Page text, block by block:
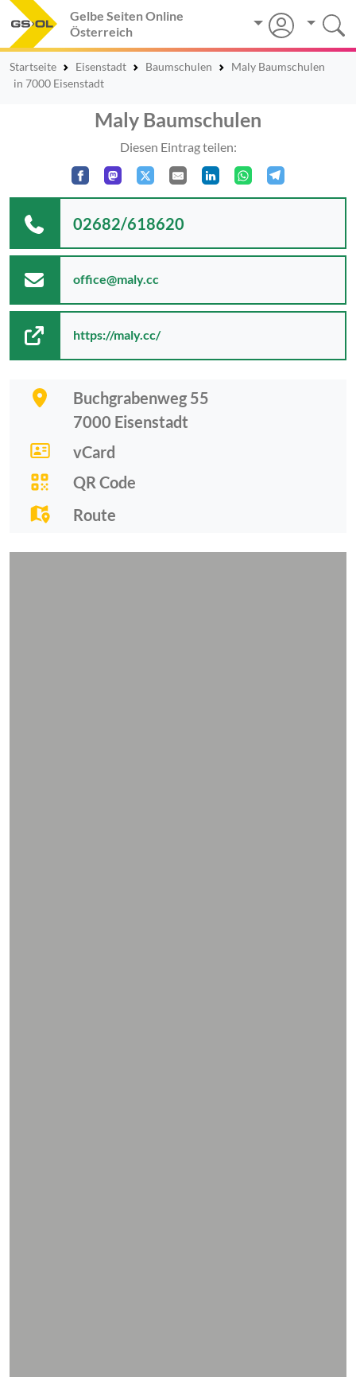
Gelbe Seiten Online
Österreich
Startseite Eisenstadt Baumschulen
Maly Baumschulen
in 7000 Eisenstadt
Maly Baumschulen
Diesen Eintrag teilen:
Buchgrabenweg 55
7000 Eisenstadt
vCard
QR Code
Route
02682/618620
office@maly.cc
https://maly.cc/